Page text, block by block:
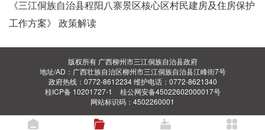
《三江侗族自治县程阳八寨景区核心区村民建房及住房保护
工作方案》 政策解读
版权所有 广西柳州市三江侗族自治县政府
地址/AD：广西壮族自治区柳州市三江侗族自治县江峰街7号
政府热线：0772-8612234 维护电话：0772-8621340
桂ICP备 10201727-1
桂公网安备45022602000017号
网站标识码：4502260001